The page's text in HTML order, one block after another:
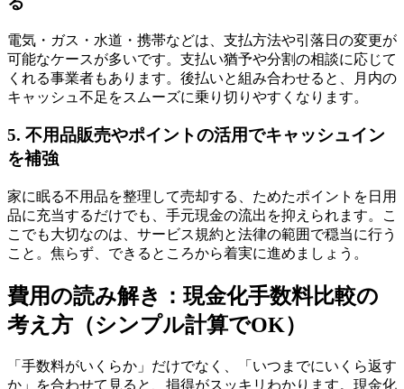
電気・ガス・水道・携帯などは、支払方法や引落日の変更が
可能なケースが多いです。支払い猶予や分割の相談に応じて
くれる事業者もあります。後払いと組み合わせると、月内の
キャッシュ不足をスムーズに乗り切りやすくなります。
5. 不用品販売やポイントの活用でキャッシュイン
を補強
家に眠る不用品を整理して売却する、ためたポイントを日用
品に充当するだけでも、手元現金の流出を抑えられます。こ
こでも大切なのは、サービス規約と法律の範囲で穏当に行う
こと。焦らず、できるところから着実に進めましょう。
費用の読み解き：現金化手数料比較の
考え方（シンプル計算でOK）
「手数料がいくらか」だけでなく、「いつまでにいくら返す
か」を合わせて見ると、損得がスッキリわかります。現金化